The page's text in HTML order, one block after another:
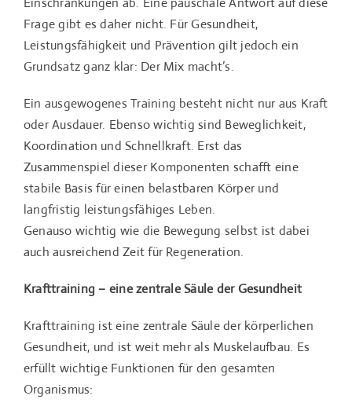
Frage gibt es daher nicht. Für Gesundheit,
Leistungsfähigkeit und Prävention gilt jedoch ein
Grundsatz ganz klar: Der Mix macht’s.
Ein ausgewogenes Training besteht nicht nur aus Kraft
oder Ausdauer. Ebenso wichtig sind Beweglichkeit,
Koordination und Schnellkraft. Erst das
Zusammenspiel dieser Komponenten schafft eine
stabile Basis für einen belastbaren Körper und
langfristig leistungsfähiges Leben.
Genauso wichtig wie die Bewegung selbst ist dabei
auch ausreichend Zeit für Regeneration.
Krafttraining – eine zentrale Säule der Gesundheit
Krafttraining ist eine zentrale Säule der körperlichen
Gesundheit, und ist weit mehr als Muskelaufbau. Es
erfüllt wichtige Funktionen für den gesamten
Organismus: